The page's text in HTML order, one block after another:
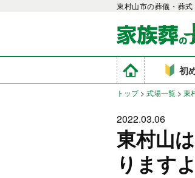
東村山市の葬儀・葬式
初
トップ > 式場一覧 > 東
2022.03.06
東村山
りますよ